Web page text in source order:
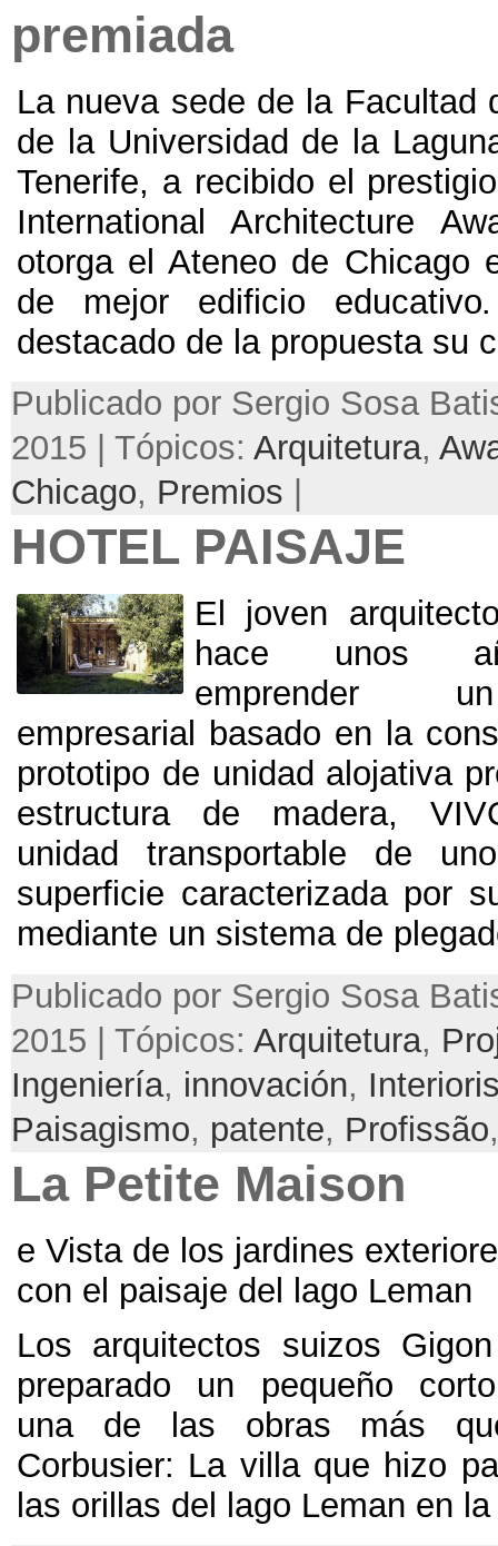
premiada
La nueva sede de la Facultad
de la Universidad de la
Tenerife, a recibido el
International Architecture
otorga el Ateneo de Chicago
de mejor edificio educativo
destacado de la propuesta su
Publicado por Sergio Sosa
2015 | Tópicos: Arquitetura,
Chicago, Premios
HOTEL PAISAJE
El joven
hace unos
emprender
empresarial basado en la
prototipo de unidad alojativa
estructura de madera,
unidad transportable de
superficie caracterizada por
mediante un sistema de
Publicado por Sergio Sosa
2015 | Tópicos: Arquitetura,
Ingeniería, innovación,
Paisagismo, patente, Profissão
La Petite Maison
e Vista de los jardines
con el paisaje del lago Leman
Los arquitectos suizos
preparado un pequeño
una de las obras más
Corbusier: La villa que hizo
las orillas del lago Leman en